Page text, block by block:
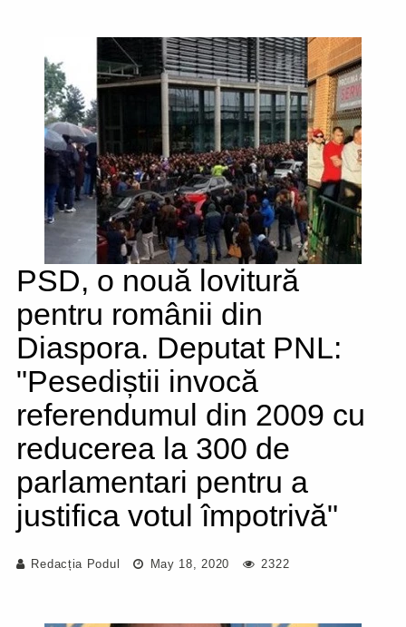
PSD, o nouă lovitură
pentru românii din
Diaspora. Deputat PNL:
"Pesediștii invocă
referendumul din 2009 cu
reducerea la 300 de
parlamentari pentru a
justifica votul împotrivă"
Redacția Podul May 18, 2020 2322